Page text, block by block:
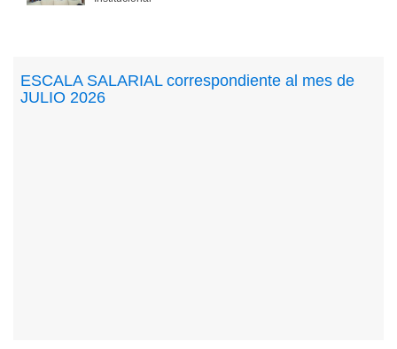
ESCALA SALARIAL correspondiente al mes de
JULIO 2026